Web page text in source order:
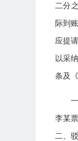
二分
际到
应提
以采
条及
李某
二、